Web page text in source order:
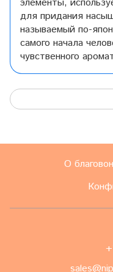
для придания
называемый по-
самого начала
чувственного
О
+7